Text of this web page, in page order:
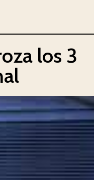
los 3